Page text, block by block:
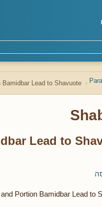
Lead to Shavuote
Lead to
Portion Bamidbar Lead to